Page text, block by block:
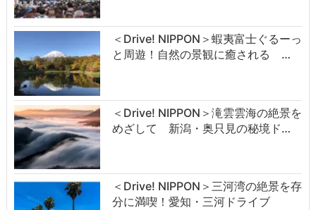
＜Drive! NIPPON＞蝦夷富士ぐるーっ
と周遊！自然の景観に癒される …
＜Drive! NIPPON＞滝雲雲海の絶景を
めざして 新潟・奥只見の秘境ド…
＜Drive! NIPPON＞三河湾の絶景を存
分に満喫！愛知・三河ドライブ